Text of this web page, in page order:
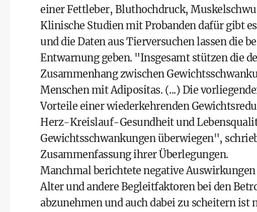
einer Fettleber, Bluthochdruck,
Klinische Studien mit Probanden dafür gibt
und die Daten aus Tierversuchen lassen die
Entwarnung geben. "Insgesamt stützen die
Zusammenhang zwischen
Menschen mit Adipositas. (...) Die
Vorteile einer wiederkehrenden
Herz-Kreislauf-Gesundheit und
Gewichtsschwankungen überwiegen",
Zusammenfassung ihrer Überlegungen.
Manchmal berichtete negative
Alter und andere Begleitfaktoren bei den
abzunehmen und auch dabei zu scheitern ist